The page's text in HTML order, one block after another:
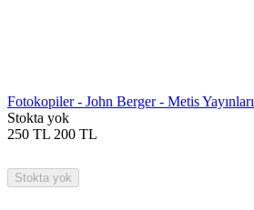
Fotokopiler - John Berger - Metis Yayınları
Stokta yok
250 TL 200 TL
Stokta yok